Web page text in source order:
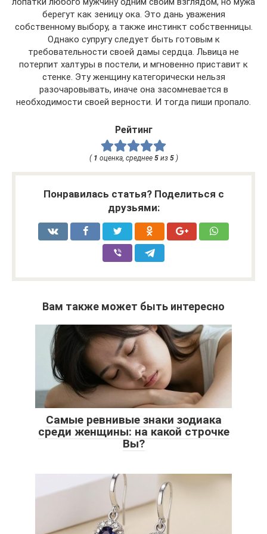
берегут как зеницу ока. Это дань уважения
собственному выбору, а также инстинкт собственницы.
Однако супругу следует быть готовым к
требовательности своей дамы сердца. Львица не
потерпит халтуры в постели, и мгновенно приставит к
стенке. Эту женщину категорически нельзя
разочаровывать, иначе она засомневается в
необходимости своей верности. И тогда пиши пропало.
Рейтинг
( 1 оценка, среднее 5из 5)
Понравилась статья? Поделиться с
друзьями:
Вам также может быть интересно
Самые ревнивые знаки зодиака
среди женщины: на какой строчке
Вы?